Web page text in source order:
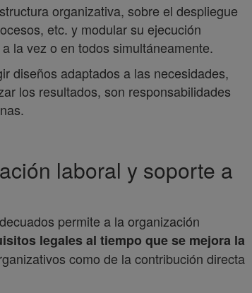
organizativa, sobre el despliegue
etc. y modular su ejecución
la vez o en todos simultáneamente.
diseños adaptados a las necesidades,
los resultados, son responsabilidades
laboral y soporte a
permite a la organización
legales al tiempo que se mejora la
como de la contribución directa